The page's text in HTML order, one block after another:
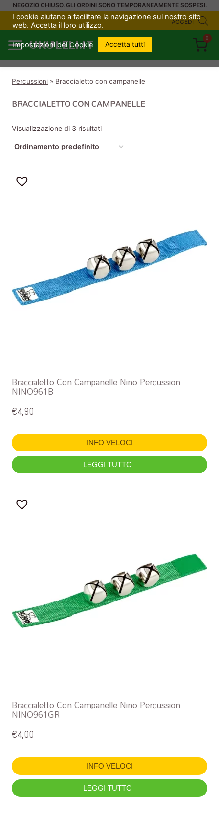
SaltaNEGOZIO CHIUSO. GLI ORDINI SONO TEMPORANEAMENTE SOSPESI.
ACCEDI
UKULELI.IT
0
Percussioni » Braccialetto con campanelle
BRACCIALETTO CON CAMPANELLE
Visualizzazione di 3 risultati
Braccialetto Con Campanelle Nino Percussion
NINO961B
€4,90
INFO VELOCI
LEGGI TUTTO
Braccialetto Con Campanelle Nino Percussion
NINO961GR
€4,00
INFO VELOCI
LEGGI TUTTO
I cookie aiutano a facilitare la navigazione sul nostro sito
web. Accetta il loro utilizzo.
Impostazioni dei Cookie Accetta tutti